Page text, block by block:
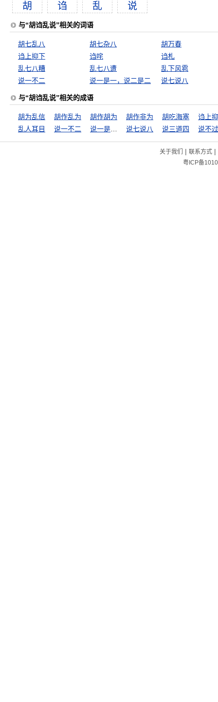
胡 诌 乱 说
与“胡诌乱说”相关的词语
胡七乱八 胡七杂八
胡万春
诌上抑下
诌咤
诌札
乱七八糟
乱七八遭
乱下风雹
说一不二
说一是一，说二是二 说七说八
与“胡诌乱说”相关的成语
胡为乱信 胡作乱为 胡作胡为 胡作非为 胡吃海塞
诌上
乱人耳目
说一不二 说七说八 说三道四 说不
关于我们 | 联系方式|
粤ICP备